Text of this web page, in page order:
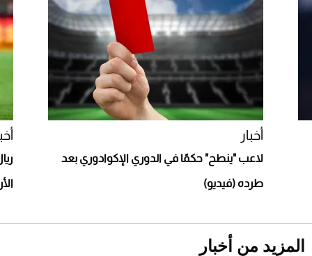
أغلى 10 عطور في العالم للرجال تمنحك فخامة
استثنائية
Comeback" في جدة (فيديو)
2026-07-25
"بوجاتي ميسترال" الاستثنائية للبيع في مزاد
مونتيري
2026-07-23
أخبار
لاعب "ينطح" حكمًا في الدوري الإكوادوري بعد
طرده (فيديو)
المزيد من أخبار